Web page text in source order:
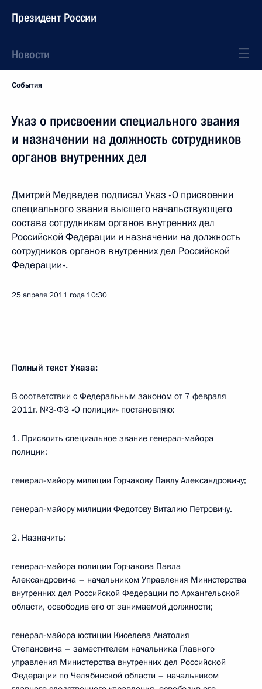
Президент России
Новости
События
Указ о присвоении специального звания
и назначении на должность сотрудников
органов внутренних дел
Дмитрий Медведев подписал Указ «О присвоении
специального звания высшего начальствующего
состава сотрудникам органов внутренних дел
Российской Федерации и назначении на должность
сотрудников органов внутренних дел Российской
Федерации».
25 апреля 2011 года 10:30
Полный текст Указа:
В соответствии с Федеральным законом от 7 февраля
2011г. №3-ФЗ «О полиции» постановляю:
1. Присвоить специальное звание генерал-майора
полиции:
генерал-майору милиции Горчакову Павлу Александровичу;
генерал-майору милиции Федотову Виталию Петровичу.
2. Назначить:
генерал-майора полиции Горчакова Павла
Александровича – начальником Управления Министерства
внутренних дел Российской Федерации по Архангельской
области, освободив его от занимаемой должности;
генерал-майора юстиции Киселева Анатолия
Степановича – заместителем начальника Главного
управления Министерства внутренних дел Российской
Федерации по Челябинской области – начальником